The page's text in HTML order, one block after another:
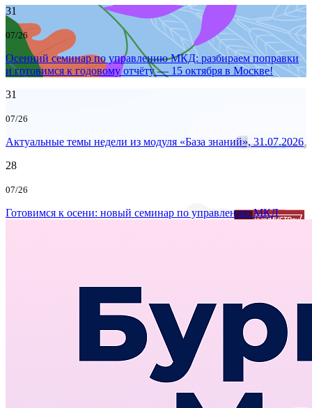
31
07/26
Осенний семинар по управлению МКД: разбираем поправки
и готовимся к годовому отчёту — 15 октября в Москве!
31
07/26
Актуальные темы недели из модуля «База знаний», 31.07.2026
28
07/26
Готовимся к осени: новый семинар по управлению МКД